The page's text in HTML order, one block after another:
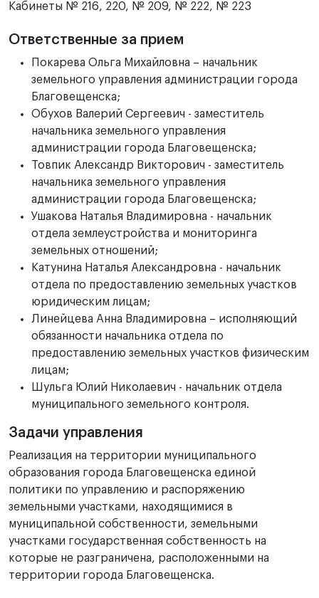
Кабинеты № 216, 220, № 209, № 222, № 223
Ответственные за прием
Покарева Ольга Михайловна – начальник
земельного управления администрации города
Благовещенска;
Обухов Валерий Сергеевич - заместитель
начальника земельного управления
администрации города Благовещенска;
Товпик Александр Викторович - заместитель
начальника земельного управления
администрации города Благовещенска;
Ушакова Наталья Владимировна - начальник
отдела землеустройства и мониторинга
земельных отношений;
Катунина Наталья Александровна - начальник
отдела по предоставлению земельных участков
юридическим лицам;
Линейцева Анна Владимировна – исполняющий
обязанности начальника отдела по
предоставлению земельных участков физическим
лицам;
Шульга Юлий Николаевич - начальник отдела
муниципального земельного контроля.
Задачи управления
Реализация на территории муниципального
образования города Благовещенска единой
политики по управлению и распоряжению
земельными участками, находящимися в
муниципальной собственности, земельными
участками государственная собственность на
которые не разграничена, расположенными на
территории города Благовещенска.